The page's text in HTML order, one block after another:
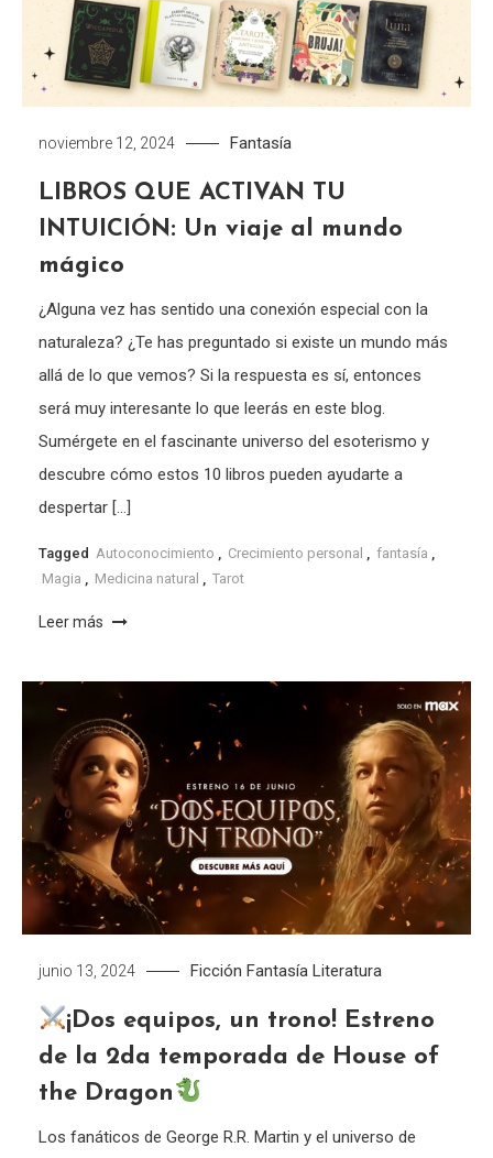
noviembre 12, 2024 Fantasía
LIBROS QUE ACTIVAN TU
INTUICIÓN: Un viaje al mundo
mágico
¿Alguna vez has sentido una conexión especial con la
naturaleza? ¿Te has preguntado si existe un mundo más
allá de lo que vemos? Si la respuesta es sí, entonces
será muy interesante lo que leerás en este blog.
Sumérgete en el fascinante universo del esoterismo y
descubre cómo estos 10 libros pueden ayudarte a
despertar […]
Tagged Autoconocimiento , Crecimiento personal , fantasía ,
Magia , Medicina natural , Tarot
Leer más
junio 13, 2024 Ficción Fantasía Literatura
¡Dos equipos, un trono! Estreno
de la 2da temporada de House of
the Dragon
Los fanáticos de George R.R. Martin y el universo de